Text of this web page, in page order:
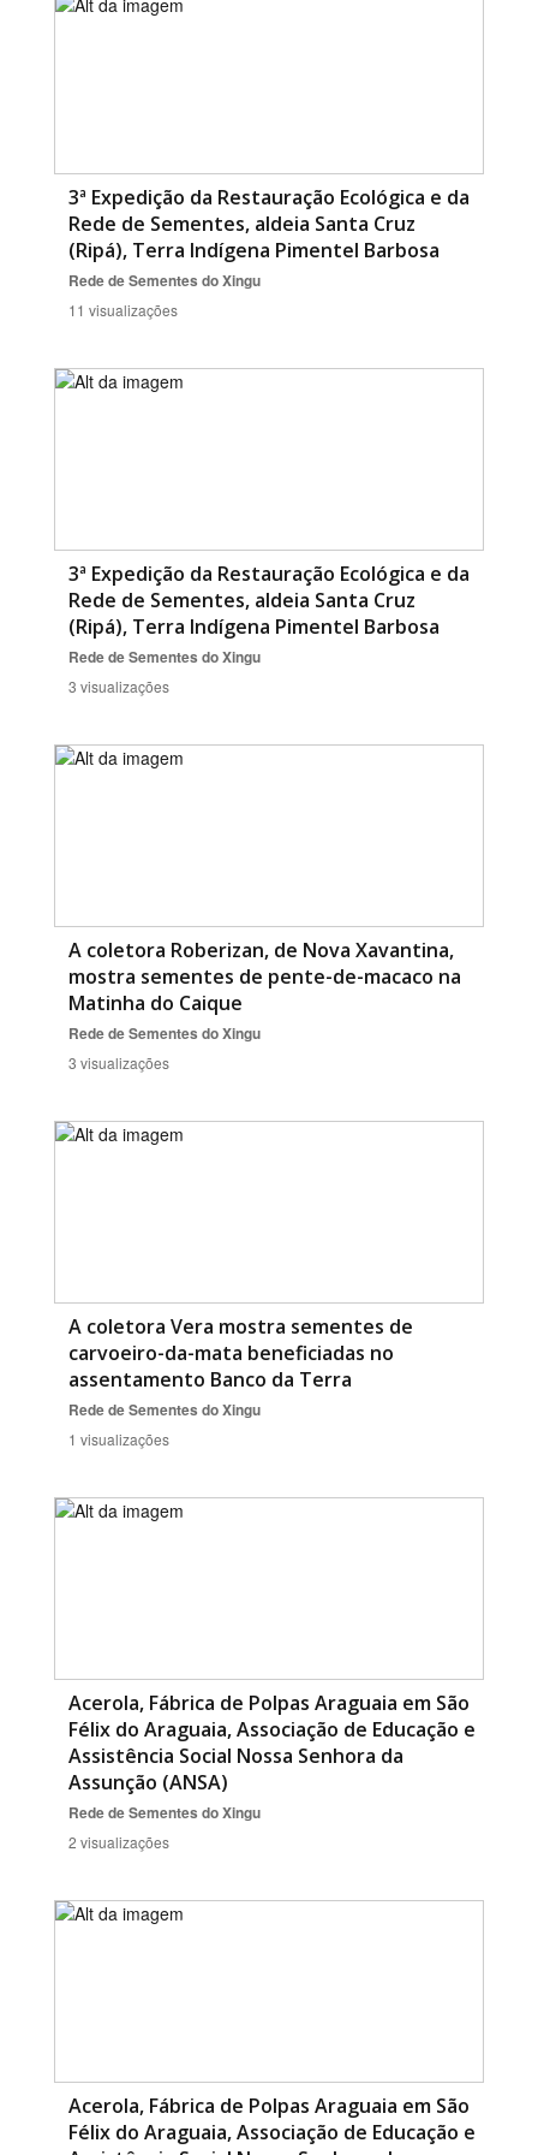
Subtema
Área de Levantamento
Área Protegida
3ª Expedição da Restauração Ecológica e da
Rede de Sementes, aldeia Santa Cruz
(Ripá), Terra Indígena Pimentel Barbosa
Rede de Sementes do Xingu
11 visualizações
3ª Expedição da Restauração Ecológica e da
Rede de Sementes, aldeia Santa Cruz
(Ripá), Terra Indígena Pimentel Barbosa
Rede de Sementes do Xingu
3 visualizações
A coletora Roberizan, de Nova Xavantina,
mostra sementes de pente-de-macaco na
Matinha do Caique
Rede de Sementes do Xingu
3 visualizações
A coletora Vera mostra sementes de
carvoeiro-da-mata beneficiadas no
assentamento Banco da Terra
Rede de Sementes do Xingu
1 visualizações
Acerola, Fábrica de Polpas Araguaia em São
Félix do Araguaia, Associação de Educação e
Assistência Social Nossa Senhora da
Assunção (ANSA)
Rede de Sementes do Xingu
2 visualizações
Acerola, Fábrica de Polpas Araguaia em São
Félix do Araguaia, Associação de Educação e